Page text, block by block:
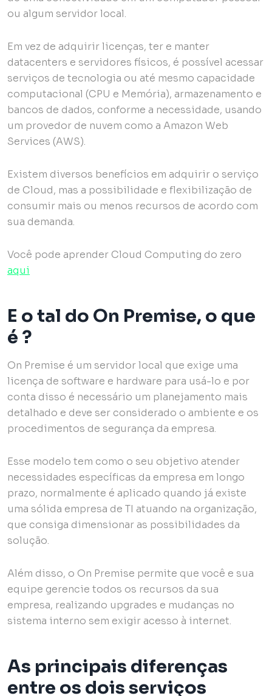
ou algum servidor local.
Em vez de adquirir licenças, ter e manter
datacenters e servidores físicos, é possível acessar
serviços de tecnologia ou até mesmo capacidade
computacional (CPU e Memória), armazenamento e
bancos de dados, conforme a necessidade, usando
um provedor de nuvem como a Amazon Web
Services (AWS).
Existem diversos benefícios em adquirir o serviço
de Cloud, mas a possibilidade e flexibilização de
consumir mais ou menos recursos de acordo com
sua demanda.
Você pode aprender Cloud Computing do zero
aqui
E o tal do On Premise, o que
é ?
On Premise é um servidor local que exige uma
licença de software e hardware para usá-lo e por
conta disso é necessário um planejamento mais
detalhado e deve ser considerado o ambiente e os
procedimentos de segurança da empresa.
Esse modelo tem como o seu objetivo atender
necessidades específicas da empresa em longo
prazo, normalmente é aplicado quando já existe
uma sólida empresa de TI atuando na organização,
que consiga dimensionar as possibilidades da
solução.
Além disso, o On Premise permite que você e sua
equipe gerencie todos os recursos da sua
empresa, realizando upgrades e mudanças no
sistema interno sem exigir acesso à internet.
As principais diferenças
entre os dois serviços